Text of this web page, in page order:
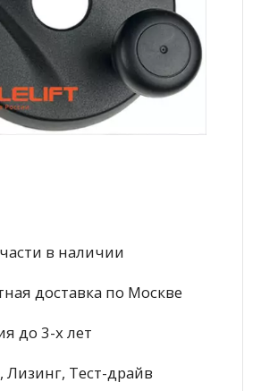
в наличии
доставка по Москве
до 3-х лет
Лизинг, Тест-драйв